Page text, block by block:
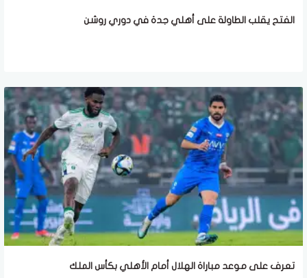
الفتح يقلب الطاولة على أهلي جدة في دوري روشن
تعرف على موعد مباراة الهلال أمام الأهلي بكأس الملك